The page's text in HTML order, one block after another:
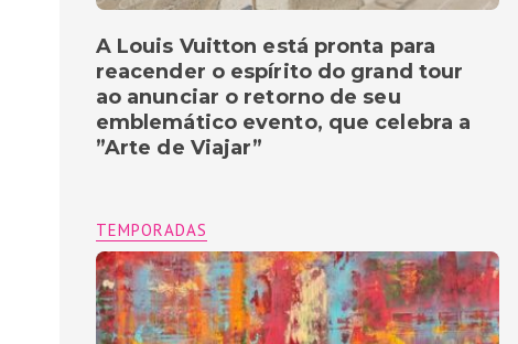
A Louis Vuitton está pronta para
reacender o espírito do grand tour
ao anunciar o retorno de seu
emblemático evento, que celebra a
”Arte de Viajar”
TEMPORADAS